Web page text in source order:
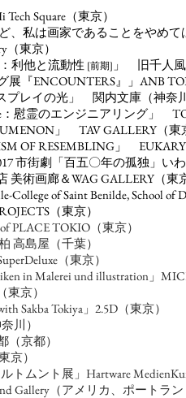
Square（東京）
私は画家であることをやめて
東京）
利他と流動性 [前期] 」
旧千人風
『ENCOUNTERS』」ANB
プレイの光」 関内文庫（神奈川
：慰霊のエンジニアリング」
」 TAV GALLERY（東
OF RESEMBLING」
市街劇「百五〇年の孤独」い
術画廊＆WAG GALLERY（東
College of Saint Benilde, School of
（東京）
PLACE TOKIO（東京）
島屋（千葉）
（東京）
in Malerei und illustration」
京）
Sakba Tokiya」2.5D（東京）
川）
（京都）
京）
ムント展」Hartware
Gallery（アメリカ、ポートラン